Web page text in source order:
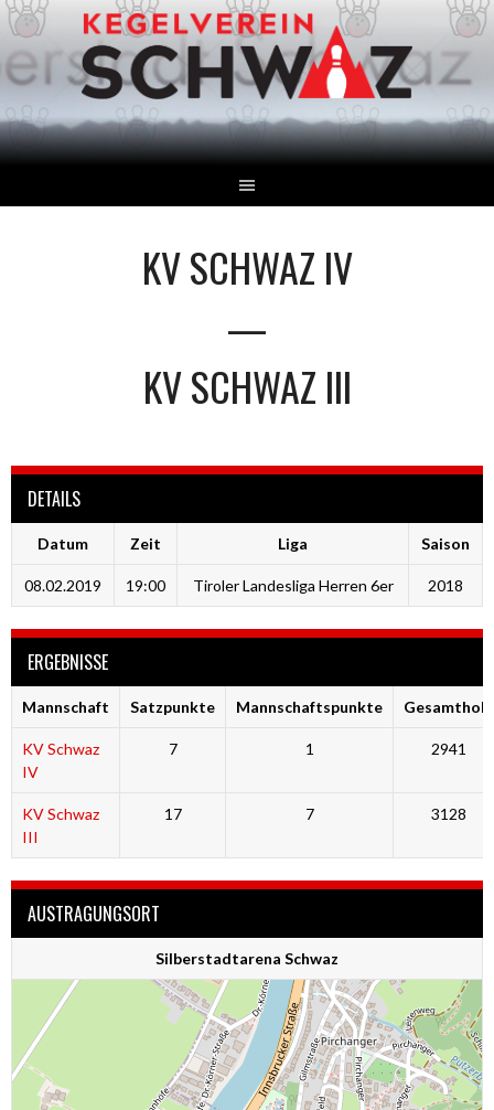
Springe
zum
Inhalt
KV SCHWAZ IV
—
KV SCHWAZ III
DETAILS
Datum Zeit Liga Saison
08.02.2019 19:00 Tiroler Landesliga Herren 6er 2018
ERGEBNISSE
Mannschaft Satzpunkte Mannschaftspunkte Gesamtholz
KV Schwaz
IV
7 1 2941
KV Schwaz
III
17 7 3128
AUSTRAGUNGSORT
Silberstadtarena Schwaz